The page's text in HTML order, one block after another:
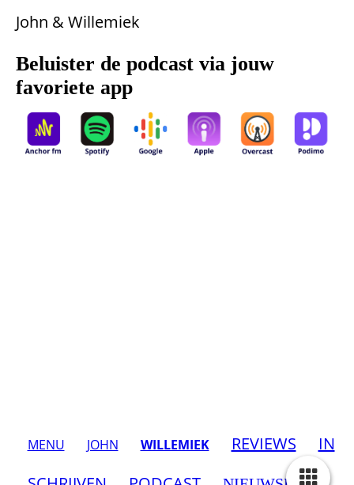
John & Willemiek
Beluister de podcast via jouw
favoriete app
MENU JOHN WILLEMIEK REVIEWS
IN